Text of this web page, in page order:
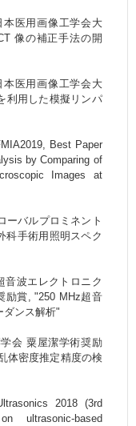
本医用画像工学会大
像の補正手法の開
本医用画像工学会大
利用した模擬リンパ
Best Paper
by Comparing of
Images at
ーバルプロミネント
科手術用照明スペク
音波エレクトロニク
励賞, "250 MHz超音
ダンス解析"
会 粟屋潔学術奨励
体密度推定精度の検
2018 (3rd
ultrasonic-based